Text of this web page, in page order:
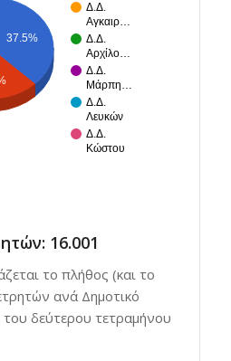
Δ.Δ.
Αγκαιρ…
Δ.Δ.
Αρχίλο…
Δ.Δ.
Μάρπη…
Δ.Δ.
Λευκών
Δ.Δ.
Κώστου
37.5%
16.001
το πλήθος (και το
ανά Δημοτικό
του δεύτερου τετραμήνου